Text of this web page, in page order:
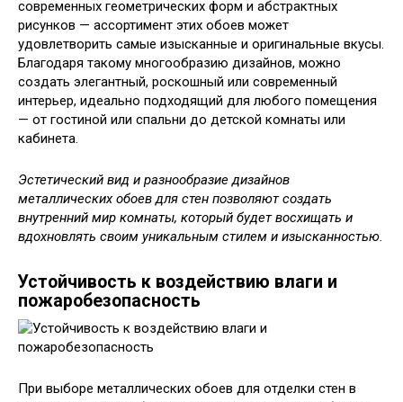
современных геометрических форм и абстрактных
рисунков — ассортимент этих обоев может
удовлетворить самые изысканные и оригинальные вкусы.
Благодаря такому многообразию дизайнов, можно
создать элегантный, роскошный или современный
интерьер, идеально подходящий для любого помещения
— от гостиной или спальни до детской комнаты или
кабинета.
Эстетический вид и разнообразие дизайнов
металлических обоев для стен позволяют создать
внутренний мир комнаты, который будет восхищать и
вдохновлять своим уникальным стилем и изысканностью.
Устойчивость к воздействию влаги и
пожаробезопасность
При выборе металлических обоев для отделки стен в